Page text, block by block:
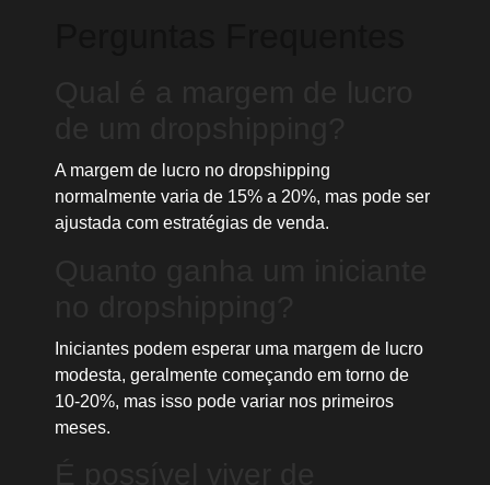
A margem de lucro no dropshipping
normalmente varia de 15% a 20%, mas pode ser
ajustada com estratégias de venda.
Iniciantes podem esperar uma margem de lucro
modesta, geralmente começando em torno de
10-20%, mas isso pode variar nos primeiros
meses.